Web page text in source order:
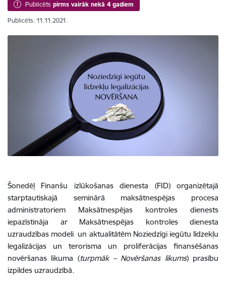
Publicēts pirms vairāk nekā 4 gadiem
Publicēts: 11.11.2021.
Šonedēļ Finanšu izlūkošanas dienesta (FID) organizētajā
starptautiskajā seminārā maksātnespējas procesa
administratoriem Maksātnespējas kontroles dienests
iepazīstināja ar Maksātnespējas kontroles dienesta
uzraudzības modeli un aktualitātēm Noziedzīgi iegūtu līdzekļu
legalizācijas un terorisma un proliferācijas finansēšanas
novēršanas likuma (turpmāk – Novēršanas likums) prasību
izpildes uzraudzībā.